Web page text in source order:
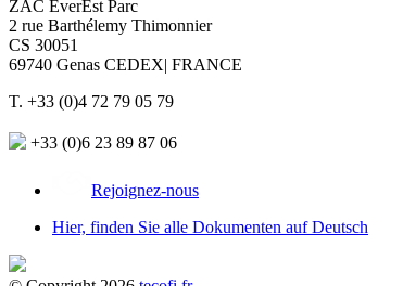
ZAC EverEst Parc
2 rue Barthélemy Thimonnier
CS 30051
69740 Genas CEDEX| FRANCE
T. +33 (0)4 72 79 05 79
+33 (0)6 23 89 87 06
Rejoignez-nous
Hier, finden Sie alle Dokumenten auf Deutsch